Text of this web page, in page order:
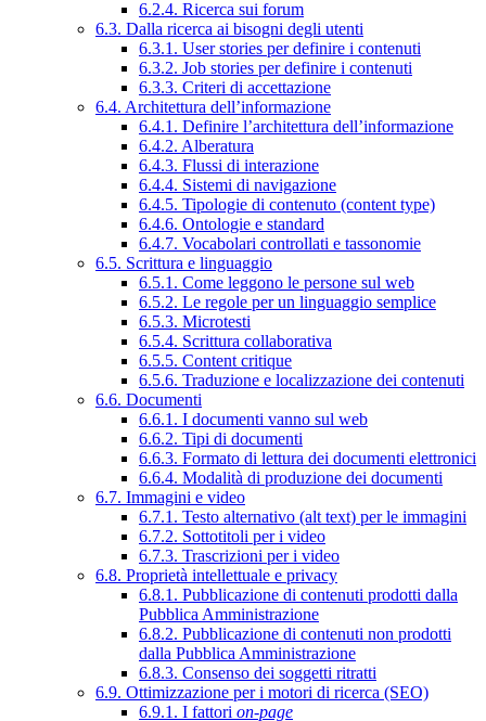
6.2.4. Ricerca sui forum
6.3. Dalla ricerca ai bisogni degli utenti
6.3.1. User stories per definire i contenuti
6.3.2. Job stories per definire i contenuti
6.3.3. Criteri di accettazione
6.4. Architettura dell’informazione
6.4.1. Definire l’architettura dell’informazione
6.4.2. Alberatura
6.4.3. Flussi di interazione
6.4.4. Sistemi di navigazione
6.4.5. Tipologie di contenuto (content type)
6.4.6. Ontologie e standard
6.4.7. Vocabolari controllati e tassonomie
6.5. Scrittura e linguaggio
6.5.1. Come leggono le persone sul web
6.5.2. Le regole per un linguaggio semplice
6.5.3. Microtesti
6.5.4. Scrittura collaborativa
6.5.5. Content critique
6.5.6. Traduzione e localizzazione dei contenuti
6.6. Documenti
6.6.1. I documenti vanno sul web
6.6.2. Tipi di documenti
6.6.3. Formato di lettura dei documenti elettronici
6.6.4. Modalità di produzione dei documenti
6.7. Immagini e video
6.7.1. Testo alternativo (alt text) per le immagini
6.7.2. Sottotitoli per i video
6.7.3. Trascrizioni per i video
6.8. Proprietà intellettuale e privacy
6.8.1. Pubblicazione di contenuti prodotti dalla
Pubblica Amministrazione
6.8.2. Pubblicazione di contenuti non prodotti
dalla Pubblica Amministrazione
6.8.3. Consenso dei soggetti ritratti
6.9. Ottimizzazione per i motori di ricerca (SEO)
6.9.1. I fattori on-page